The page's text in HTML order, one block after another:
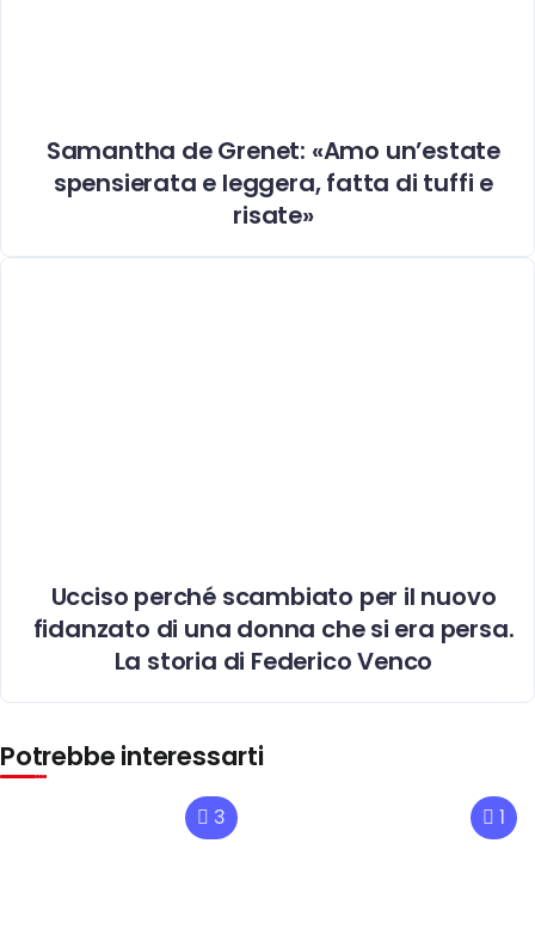
Samantha de Grenet: «Amo un’estate
spensierata e leggera, fatta di tuffi e
risate»
Ucciso perché scambiato per il nuovo
fidanzato di una donna che si era persa.
La storia di Federico Venco
Potrebbe interessarti
3 1